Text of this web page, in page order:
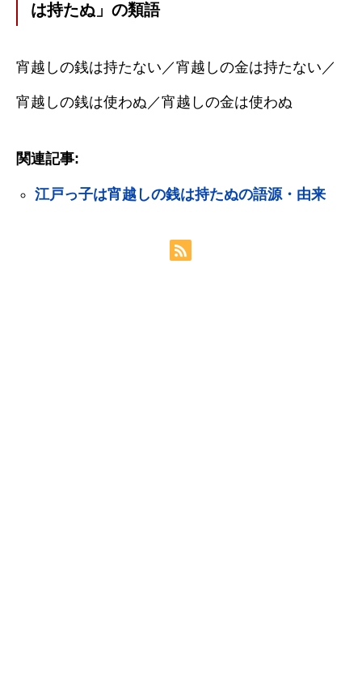
は持たぬ」の類語
宵越しの銭は持たない／宵越しの金は持たない／
宵越しの銭は使わぬ／宵越しの金は使わぬ
関連記事:
江戸っ子は宵越しの銭は持たぬの語源・由来